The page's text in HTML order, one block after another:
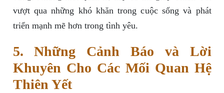
vượt qua những khó khăn trong cuộc sống và phát
triển mạnh mẽ hơn trong tình yêu.
5. Những Cảnh Báo và Lời
Khuyên Cho Các Mối Quan Hệ
Thiên Yết